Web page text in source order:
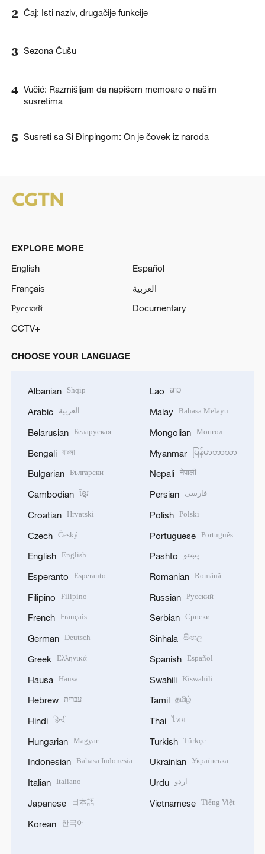
2 Čaj: Isti naziv, drugačije funkcije
3 Sezona Čušu
4 Vučić: Razmišljam da napišem memoare o našim
susretima
5 Susreti sa Si Đinpingom: On je čovek iz naroda
EXPLORE MORE
English
Español
Français
العربية
Русский
Documentary
CCTV+
CHOOSE YOUR LANGUAGE
Albanian Shqip
Arabic العربية
Belarusian Беларуская
Bengali বাংলা
Bulgarian Български
Cambodian ខ្មែរ
Croatian Hrvatski
Czech Český
English English
Esperanto Esperanto
Filipino Filipino
French Français
German Deutsch
Greek Ελληνικά
Hausa Hausa
Hebrew עברית
Hindi हिन्दी
Hungarian Magyar
Indonesian Bahasa Indonesia
Italian Italiano
Japanese 日本語
Korean 한국어
Lao ລາວ
Malay Bahasa Melayu
Mongolian Монгол
Myanmar မြန်မာဘာသာ
Nepali नेपाली
Persian فارسی
Polish Polski
Portuguese Português
Pashto پښتو
Romanian Română
Russian Русский
Serbian Српски
Sinhala සිංහල
Spanish Español
Swahili Kiswahili
Tamil தமிழ்
Thai ไทย
Turkish Türkçe
Ukrainian Українська
Urdu اردو
Vietnamese Tiếng Việt